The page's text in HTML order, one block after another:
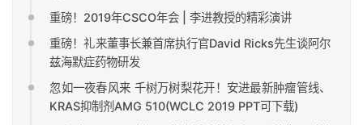
重磅！2019年CSCO年会 | 李进教授的精彩演讲
重磅！礼来董事长兼首席执行官David Ricks先生谈阿尔
兹海默症药物研发
忽如一夜春风来 千树万树梨花开！安进最新肿瘤管线、
KRAS抑制剂AMG 510(WCLC 2019 PPT可下载)